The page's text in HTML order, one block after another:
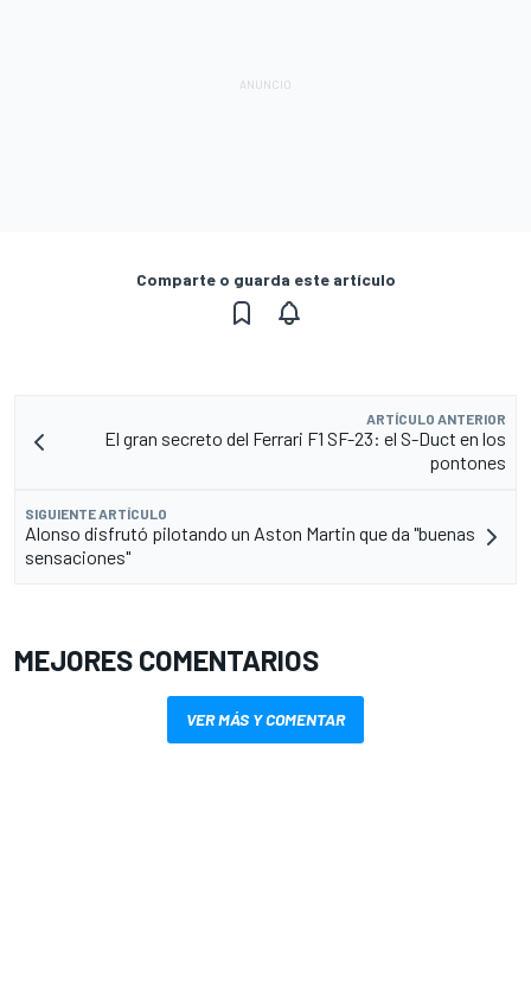
Comparte o guarda este artículo
ARTÍCULO ANTERIOR
El gran secreto del Ferrari F1 SF-23: el S-Duct en los
pontones
SIGUIENTE ARTÍCULO
Alonso disfrutó pilotando un Aston Martin que da "buenas
sensaciones"
MEJORES COMENTARIOS
VER MÁS Y COMENTAR